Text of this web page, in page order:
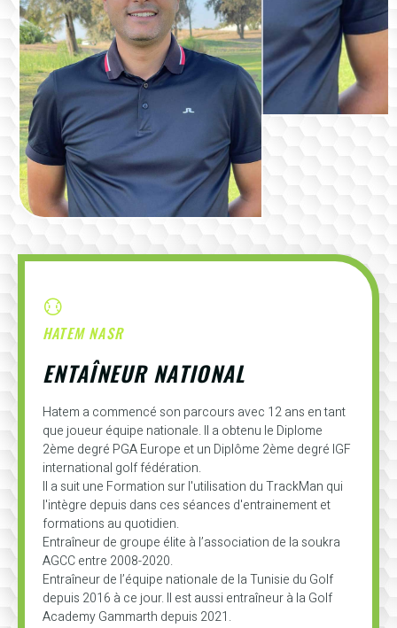
HATEM NASR
ENTAÎNEUR NATIONAL
Hatem a commencé son parcours avec 12 ans en tant
que joueur équipe nationale. Il a obtenu le Diplome
2ème degré PGA Europe et un Diplôme 2ème degré IGF
international golf fédération.
Il a suit une Formation sur l'utilisation du TrackMan qui
l'intègre depuis dans ces séances d'entrainement et
formations au quotidien.
Entraîneur de groupe élite à l’association de la soukra
AGCC entre 2008-2020.
Entraîneur de l’équipe nationale de la Tunisie du Golf
depuis 2016 à ce jour. Il est aussi entraîneur à la Golf
Academy Gammarth depuis 2021.